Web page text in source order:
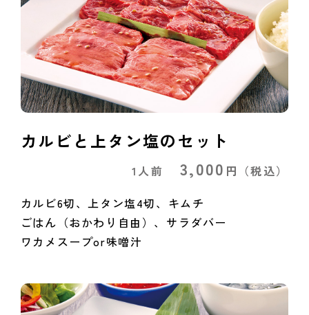
カルビと上タン塩のセット
1人前 3,000 円 （税込）
カルビ6切、上タン塩4切、キムチ
ごはん（おかわり自由）、サラダバー
ワカメスープor味噌汁